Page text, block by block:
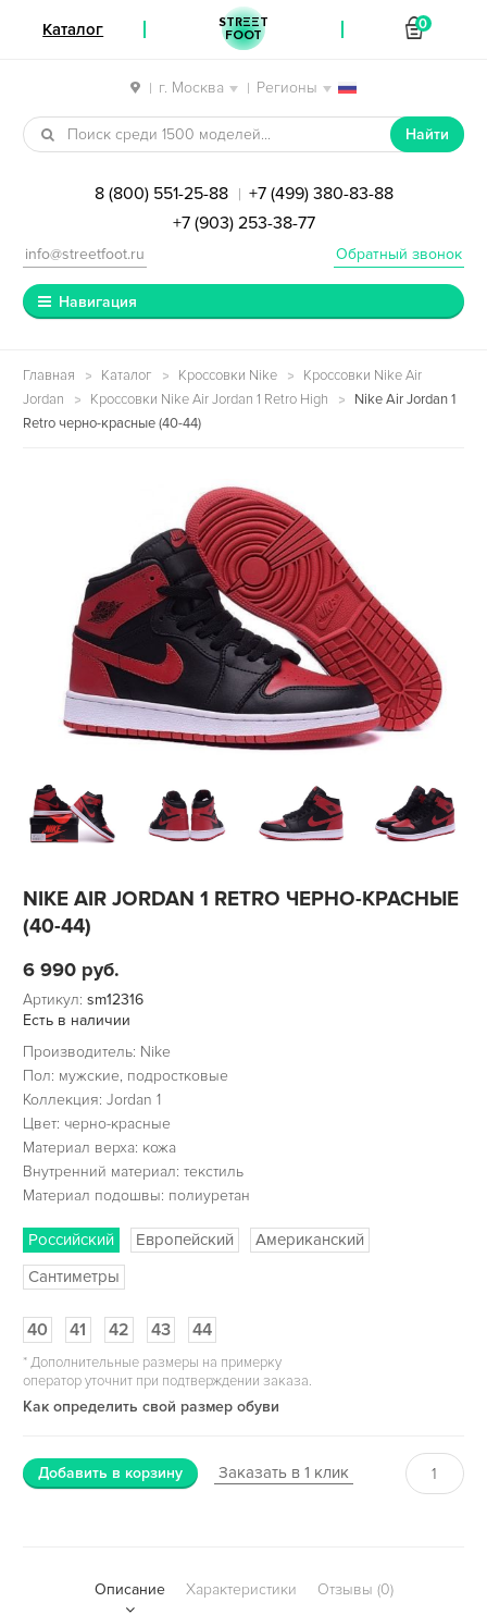
| г. Москва | Регионы
Перейти к навигации
Перейти к содержимому
Найти
8 (800) 551-25-88 | +7 (499) 380-83-88
+7 (903) 253-38-77
Обратный звонок
info@streetfoot.ru
Навигация
Главная Каталог Кроссовки Nike
Кроссовки Nike Air
Jordan
Кроссовки Nike Air Jordan 1 Retro High
Nike Air Jordan 1
Retro черно-красные (40-44)
NIKE AIR JORDAN 1 RETRO ЧЕРНО-КРАСНЫЕ
(40-44)
6 990 руб.
Артикул: sm12316
Есть в наличии
Производитель: Nike
Пол: мужские, подростковые
Коллекция: Jordan 1
Цвет: черно-красные
Материал верха: кожа
Внутренний материал: текстиль
Материал подошвы: полиуретан
Российский Европейский
Американский
Сантиметры
40 41 42 43 44
*Дополнительные размеры на примерку
оператор уточнит при подтверждении заказа.
Как определить свой размер обуви
Добавить в корзину Заказать в 1 клик
Описание Характеристики Отзывы (0)
Каталог STREET
FOOT
0